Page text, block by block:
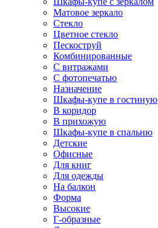
Матовое зеркало
Стекло
Цветное стекло
Пескоструй
Комбинированные
С витражами
С фотопечатью
Назначение
Шкафы-купе в гостиную
В коридор
В прихожую
Шкафы-купе в спальню
Детские
Офисные
Для книг
Для одежды
На балкон
Форма
Высокие
Г-образные